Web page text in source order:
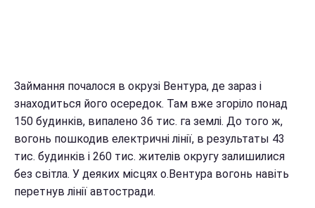
Займання почалося в окрузі Вентура, де зараз і
знаходиться його осередок. Там вже згоріло понад
150 будинків, випалено 36 тис. га землі. До того ж,
вогонь пошкодив електричні лінії, в результаты 43
тис. будинків і 260 тис. жителів округу залишилися
без світла. У деяких місцях о.Вентура вогонь навіть
перетнув лінії автостради.